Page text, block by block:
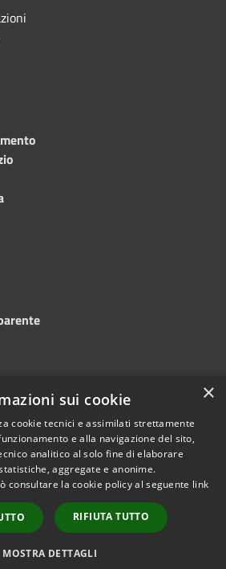
Copyright © 2026 • Comune di
Roncade • Powered by
Municipium•
Accesso
redazione
×
sui cookie
cookie tecnici e assimilati strettamente
e alla navigazione del sito,
analitico al solo fine di elaborare
aggregate e anonime.
consultare la cookie policy al seguente link
RIFIUTA TUTTO
MOSTRA DETTAGLI